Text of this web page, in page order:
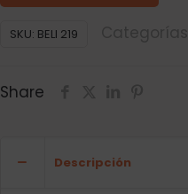
SKU: BELI 219
Share
Descripción